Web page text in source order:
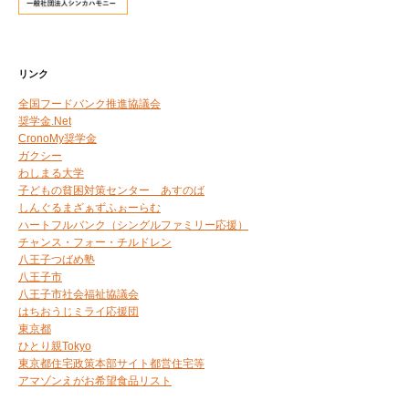
リンク
全国フードバンク推進協議会
奨学金.Net
CronoMy奨学金
ガクシー
わしまる大学
子どもの貧困対策センター あすのば
しんぐるまざぁずふぉーらむ
ハートフルバンク（シングルファミリー応援）
チャンス・フォー・チルドレン
八王子つばめ塾
八王子市
八王子市社会福祉協議会
はちおうじミライ応援団
東京都
ひとり親Tokyo
東京都住宅政策本部サイト都営住宅等
アマゾンえがお希望食品リスト